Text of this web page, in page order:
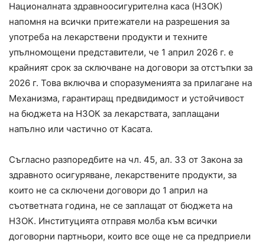
Националната здравноосигурителна каса (НЗОК)
напомня на всички притежатели на разрешения за
употреба на лекарствени продукти и техните
упълномощени представители, че 1 април 2026 г. е
крайният срок за сключване на договори за отстъпки за
2026 г. Това включва и споразуменията за прилагане на
Механизма, гарантиращ предвидимост и устойчивост
на бюджета на НЗОК за лекарствата, заплащани
напълно или частично от Касата.
Съгласно разпоредбите на чл. 45, ал. 33 от Закона за
здравното осигуряване, лекарствените продукти, за
които не са сключени договори до 1 април на
съответната година, не се заплащат от бюджета на
НЗОК. Институцията отправя молба към всички
договорни партньори, които все още не са предприели